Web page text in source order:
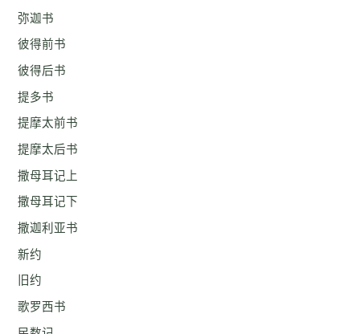
弥迦书
彼得前书
彼得后书
提多书
提摩太前书
提摩太后书
撒母耳记上
撒母耳记下
撒迦利亚书
新约
旧约
歌罗西书